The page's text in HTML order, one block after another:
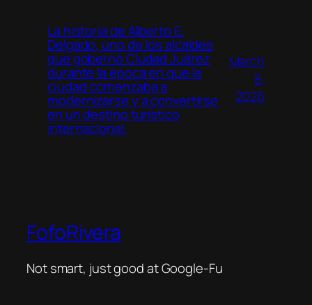
La historia de Alberto E.
Delgado, uno de los alcaldes
que gobernó Ciudad Juárez
durante la época en que la
ciudad comenzaba a
modernizarse y a convertirse
en un destino turístico
internacional.
March
8,
2026
FofoRivera
Not smart, just good at Google-Fu